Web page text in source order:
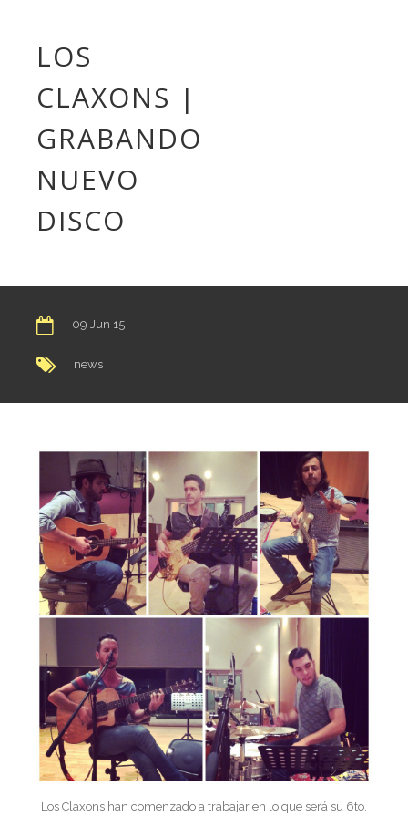
LOS
CLAXONS |
GRABANDO
NUEVO
DISCO
09 Jun 15
news
Los Claxons han comenzado a trabajar en lo que será su 6to.